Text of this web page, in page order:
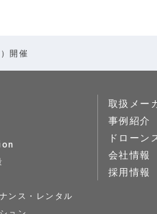
開催
ンス・レンタル
取扱メー
事例紹介
ドローン
会社情報
採用情報